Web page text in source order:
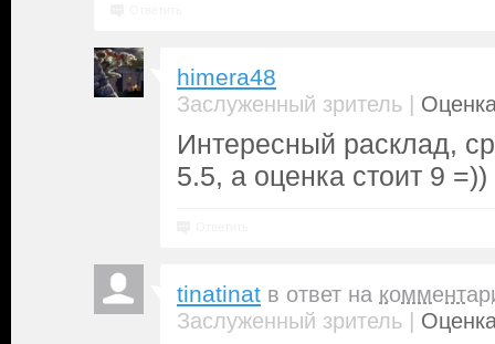
himera48
Заслуженный зритель |
Интересный расклад,
5.5, а оценка стоит 9 =))
tinatinat в ответ на
Заслуженный зритель |